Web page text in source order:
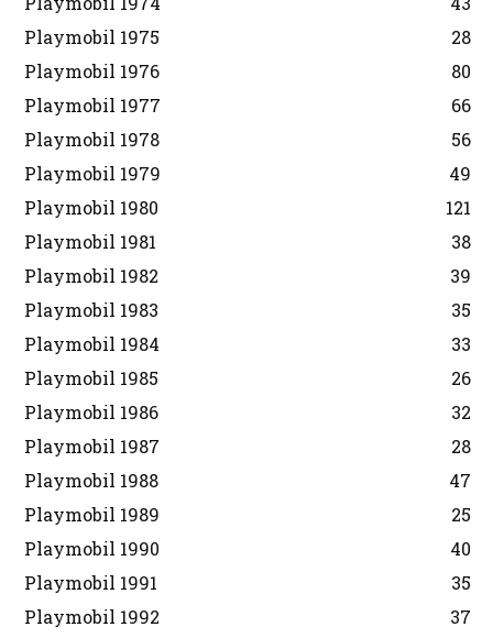
Playmobil 1975
28
Playmobil 1976
80
Playmobil 1977
66
Playmobil 1978
56
Playmobil 1979
49
Playmobil 1980
121
Playmobil 1981
38
Playmobil 1982
39
Playmobil 1983
35
Playmobil 1984
33
Playmobil 1985
26
Playmobil 1986
32
Playmobil 1987
28
Playmobil 1988
47
Playmobil 1989
25
Playmobil 1990
40
Playmobil 1991
35
Playmobil 1992
37